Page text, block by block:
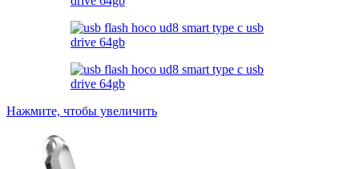
Нажмите, чтобы увеличить